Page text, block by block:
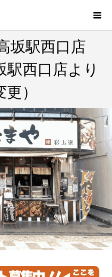
坂駅西口店
駅西口店より
）